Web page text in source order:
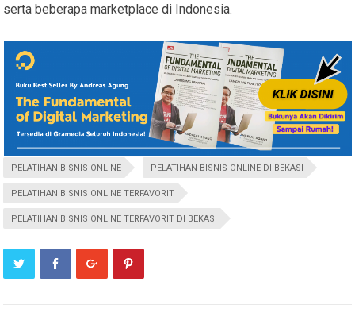
serta beberapa marketplace di Indonesia.
PELATIHAN BISNIS ONLINE PELATIHAN BISNIS ONLINE DI BEKASI
PELATIHAN BISNIS ONLINE TERFAVORIT
PELATIHAN BISNIS ONLINE TERFAVORIT DI BEKASI